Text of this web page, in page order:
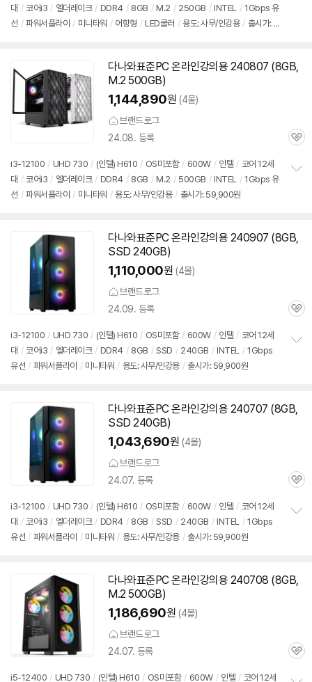
대 / 코어i3 / 엘더레이크 / DDR4 / 8GB / M.2 / 250GB / INTEL / 1Gbps 유
선 / 파워서플라이 / 미니타워 / 어항형 / LED쿨러 / 용도: 사무/인강용 / 출시가: 5
다나와표준PC 온라인강의용 240807 (8GB,
M.2 500GB)
1,144,890원 (4몰)
브랜드로그
24.08. 등록
관
i3-12100 / UHD 730 / (인텔) H610 / OS미포함 / 600W / 인텔 / 코어 12세
대 / 코어i3 / 엘더레이크 / DDR4 / 8GB / M.2 / 500GB / INTEL / 1Gbps 유
선 / 파워서플라이 / 미니타워 / 용도: 사무/인강용 / 출시가: 59,900원
다나와표준PC 온라인강의용 240907 (8GB,
SSD 240GB)
1,110,000원 (4몰)
브랜드로그
24.09. 등록
관
i3-12100 / UHD 730 / (인텔) H610 / OS미포함 / 600W / 인텔 / 코어 12세
대 / 코어i3 / 엘더레이크 / DDR4 / 8GB / SSD / 240GB / INTEL / 1Gbps
유선 / 파워서플라이 / 미니타워 / 용도: 사무/인강용 / 출시가: 59,900원
다나와표준PC 온라인강의용 240707 (8GB,
SSD 240GB)
1,043,690원 (4몰)
브랜드로그
24.07. 등록
관
i3-12100 / UHD 730 / (인텔) H610 / OS미포함 / 600W / 인텔 / 코어 12세
대 / 코어i3 / 엘더레이크 / DDR4 / 8GB / SSD / 240GB / INTEL / 1Gbps
유선 / 파워서플라이 / 미니타워 / 용도: 사무/인강용 / 출시가: 59,900원
다나와표준PC 온라인강의용 240708 (8GB,
M.2 500GB)
1,186,690원 (4몰)
브랜드로그
24.07. 등록
관
i5-12400 / UHD 730 / (인텔) H610 / OS미포함 / 600W / 인텔 / 코어 12세